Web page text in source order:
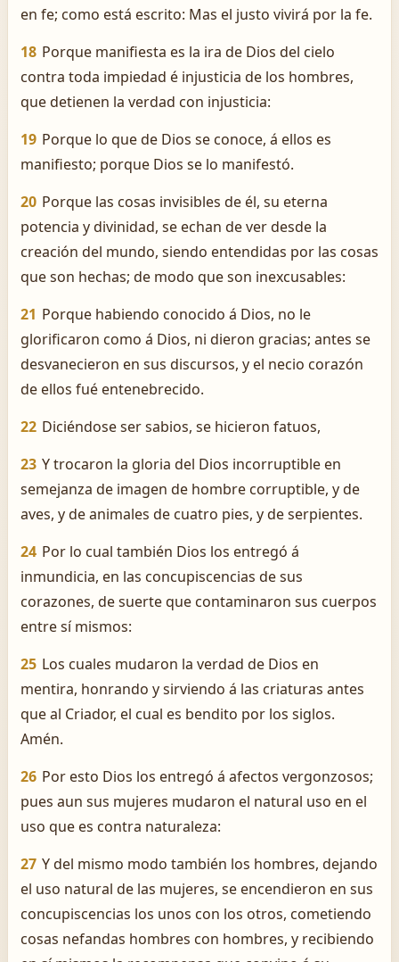
en fe; como está escrito: Mas el justo vivirá por la fe.
18 Porque manifiesta es la ira de Dios del cielo
contra toda impiedad é injusticia de los hombres,
que detienen la verdad con injusticia:
19 Porque lo que de Dios se conoce, á ellos es
manifiesto; porque Dios se lo manifestó.
20 Porque las cosas invisibles de él, su eterna
potencia y divinidad, se echan de ver desde la
creación del mundo, siendo entendidas por las cosas
que son hechas; de modo que son inexcusables:
21 Porque habiendo conocido á Dios, no le
glorificaron como á Dios, ni dieron gracias; antes se
desvanecieron en sus discursos, y el necio corazón
de ellos fué entenebrecido.
22 Diciéndose ser sabios, se hicieron fatuos,
23 Y trocaron la gloria del Dios incorruptible en
semejanza de imagen de hombre corruptible, y de
aves, y de animales de cuatro pies, y de serpientes.
24 Por lo cual también Dios los entregó á
inmundicia, en las concupiscencias de sus
corazones, de suerte que contaminaron sus cuerpos
entre sí mismos:
25 Los cuales mudaron la verdad de Dios en
mentira, honrando y sirviendo á las criaturas antes
que al Criador, el cual es bendito por los siglos.
Amén.
26 Por esto Dios los entregó á afectos vergonzosos;
pues aun sus mujeres mudaron el natural uso en el
uso que es contra naturaleza:
27 Y del mismo modo también los hombres, dejando
el uso natural de las mujeres, se encendieron en sus
concupiscencias los unos con los otros, cometiendo
cosas nefandas hombres con hombres, y recibiendo